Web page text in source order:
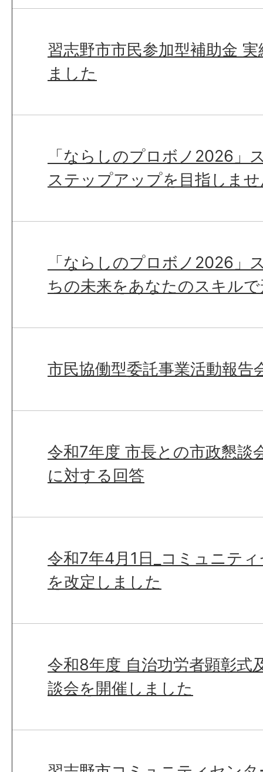
習志野市市民参加型補助金
ました
「ならしのプロボノ2026」
ステップアップを目指しま
「ならしのプロボノ2026」
ちの未来をあなたのスキル
市民協働型委託事業活動報告
令和7年度 市長との市政懇談
に対する回答
令和7年4月1日_コミュニテ
を改定しました
令和8年度 自治功労者顕彰式
談会を開催しました